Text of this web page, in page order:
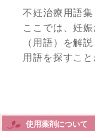
不妊治療用語集
ここでは、妊
（用語）を解
用語を探すこと
使用薬剤について